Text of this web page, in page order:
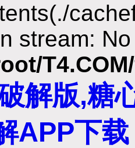
stream:
解版,糖
APP下载